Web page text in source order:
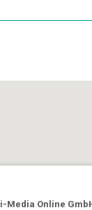
Media Online